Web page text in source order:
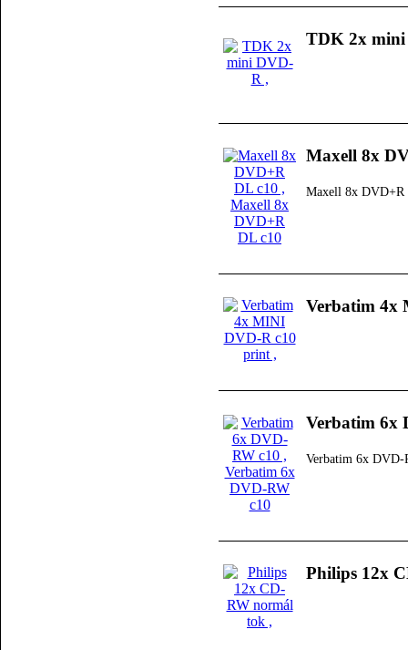
TDK 2x
Maxell 8x
Maxell 8x DVD+R
Verbatim 4x
Verbatim 6x
Verbatim 6x DVD-
Philips 12x